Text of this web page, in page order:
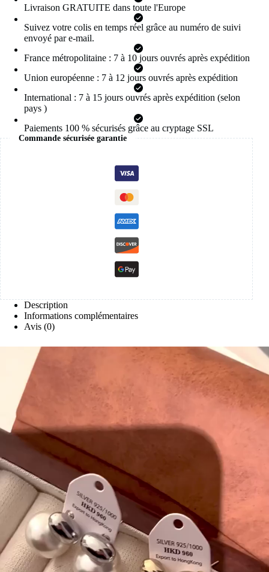
bijoux
mode
coréenne,
accessoires
femmes,
nouvelle
collection
2025
Livraison GRATUITE dans toute l'Europe
Suivez votre colis en temps réel grâce au numéro de suivi
envoyé par e-mail.
France métropolitaine : 7 à 10 jours ouvrés après expédition
Union européenne : 7 à 12 jours ouvrés après expédition
International : 7 à 15 jours ouvrés après expédition (selon
pays )
Paiements 100 % sécurisés grâce au cryptage SSL
Commande sécurisée garantie
Description
Informations complémentaires
Avis (0)